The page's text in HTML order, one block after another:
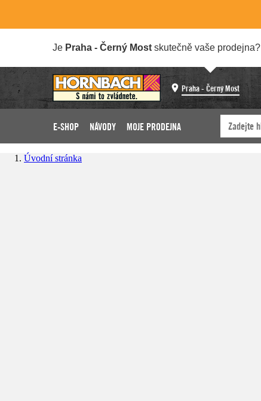
Je Praha - Černý Most skutečně vaše prodejna?
Praha - Černý Most
E-SHOP NÁVODY MOJE PRODEJNA
Úvodní stránka